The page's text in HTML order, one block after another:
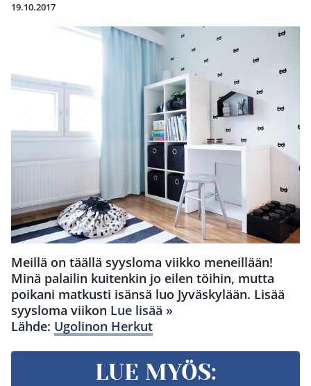
19.10.2017
Meillä on täällä syysloma viikko meneillään!
Minä palailin kuitenkin jo eilen töihin, mutta
poikani matkusti isänsä luo Jyväskylään. Lisää
syysloma viikon Lue lisää »
Lähde: Ugolinon Herkut
LUE MYÖS: